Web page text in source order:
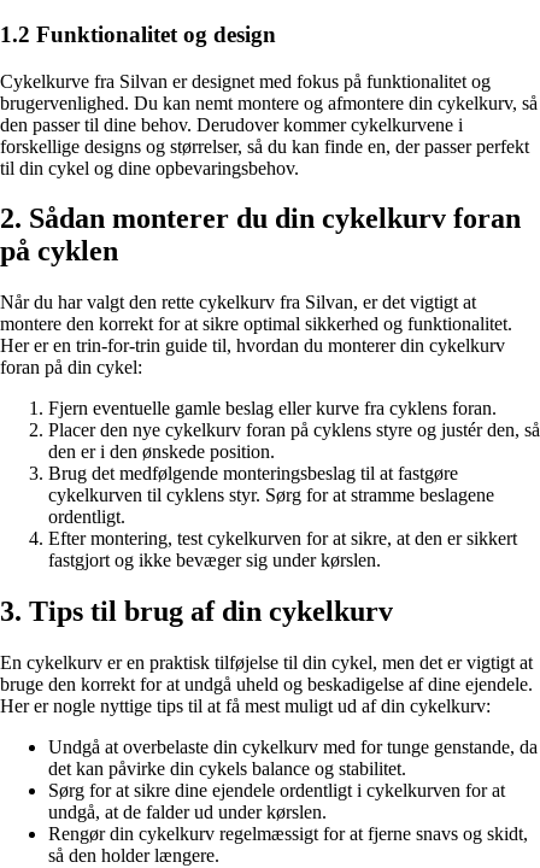
1.2 Funktionalitet og design
Cykelkurve fra Silvan er designet med fokus på funktionalitet og
brugervenlighed. Du kan nemt montere og afmontere din cykelkurv, så
den passer til dine behov. Derudover kommer cykelkurvene i
forskellige designs og størrelser, så du kan finde en, der passer perfekt
til din cykel og dine opbevaringsbehov.
2. Sådan monterer du din cykelkurv foran
på cyklen
Når du har valgt den rette cykelkurv fra Silvan, er det vigtigt at
montere den korrekt for at sikre optimal sikkerhed og funktionalitet.
Her er en trin-for-trin guide til, hvordan du monterer din cykelkurv
foran på din cykel:
Fjern eventuelle gamle beslag eller kurve fra cyklens foran.
Placer den nye cykelkurv foran på cyklens styre og justér den, så
den er i den ønskede position.
Brug det medfølgende monteringsbeslag til at fastgøre
cykelkurven til cyklens styr. Sørg for at stramme beslagene
ordentligt.
Efter montering, test cykelkurven for at sikre, at den er sikkert
fastgjort og ikke bevæger sig under kørslen.
3. Tips til brug af din cykelkurv
En cykelkurv er en praktisk tilføjelse til din cykel, men det er vigtigt at
bruge den korrekt for at undgå uheld og beskadigelse af dine ejendele.
Her er nogle nyttige tips til at få mest muligt ud af din cykelkurv:
Undgå at overbelaste din cykelkurv med for tunge genstande, da
det kan påvirke din cykels balance og stabilitet.
Sørg for at sikre dine ejendele ordentligt i cykelkurven for at
undgå, at de falder ud under kørslen.
Rengør din cykelkurv regelmæssigt for at fjerne snavs og skidt,
så den holder længere.